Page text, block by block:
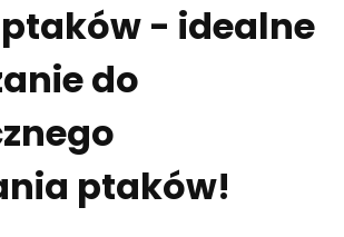
- idealne
do
ptaków!